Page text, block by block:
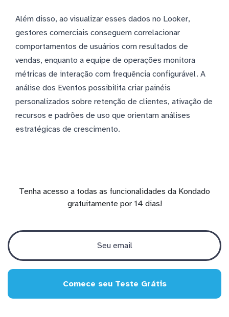
Além disso, ao visualizar esses dados no Looker,
gestores comerciais conseguem correlacionar
comportamentos de usuários com resultados de
vendas, enquanto a equipe de operações monitora
métricas de interação com frequência configurável. A
análise dos Eventos possibilita criar painéis
personalizados sobre retenção de clientes, ativação de
recursos e padrões de uso que orientam análises
estratégicas de crescimento.
Tenha acesso a todas as funcionalidades da Kondado
gratuitamente por 14 dias!
Comece seu Teste Grátis